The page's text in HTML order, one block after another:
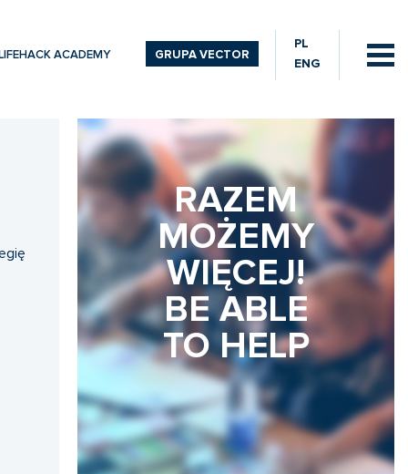
LIFEHACK ACADEMY GRUPA VECTOR
PL
ENG
RAZEM
MOŻEMY
WIĘCEJ!
BE ABLE
TO HELP